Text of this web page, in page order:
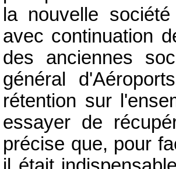
la nouvelle
avec continuation
des anciennes
général
rétention sur
essayer de
précise que, pour